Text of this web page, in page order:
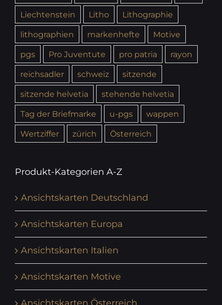
Liechtenstein
Litho
Lithographie
lithographien
markenhefte
Motive
pgs
Pro Juventute pro patria
rayon
reichsadler
schweiz
sitzende
sitzende helvetia
stehende helvetia
Tag der Briefmarke
u-pgs
wappen
Wertziffer
zürich Österreich
Produkt-Kategorien A-Z
Ansichtskarten Deutschland
Ansichtskarten Europa
Ansichtskarten Italien
Ansichtskarten Motive
Ansichtskarten Österreich